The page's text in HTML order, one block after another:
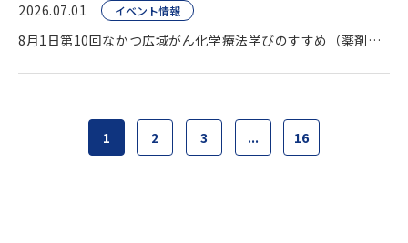
2026.07.01 イベント情報
8月1日第10回なかつ広域がん化学療法学びのすすめ（薬剤師向け研修会）開催します。
1 2 3 ... 16